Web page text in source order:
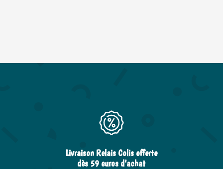
Livraison Relais Colis offerte
dès 59 euros d’achat